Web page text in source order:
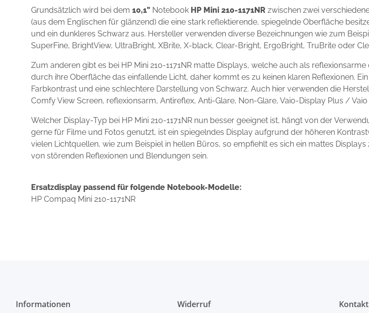
Grundsätzlich wird bei dem 10,1" Notebook HP Mini 210-1171NR zwischen zwei
(aus dem Englischen für glänzend) die eine stark reflektierende, spiegelnde Oberfläche
und ein dunkleres Schwarz aus. Hersteller verwenden diverse Bezeichnungen wie zum
SuperFine, BrightView, UltraBright, XBrite, X-black, Clear-Bright, ErgoBright, TruBrite oder
Zum anderen gibt es bei HP Mini 210-1171NR matte Displays, welche auch als
durch ihre Oberfläche das einfallende Licht, daher kommt es zu keinen klaren Reflexionen.
Farbkontrast und eine schlechtere Darstellung von Schwarz. Auch hier verwenden die
Comfy View Screen, reflexionsarm, Antireflex, Anti-Glare, Non-Glare, Vaio-Display Plus /
Welcher Display-Typ bei HP Mini 210-1171NR nun besser geeignet ist, hängt von der
gerne für Filme und Fotos genutzt, ist ein spiegelndes Display aufgrund der höheren
vielen Lichtquellen, wie zum Beispiel in hellen Büros, so empfiehlt es sich ein mattes
von störenden Reflexionen und Blendungen sein.
Ersatzdisplay passend für folgende Notebook-Modelle:
HP Compaq Mini 210-1171NR
Informationen Widerruf Kontakt